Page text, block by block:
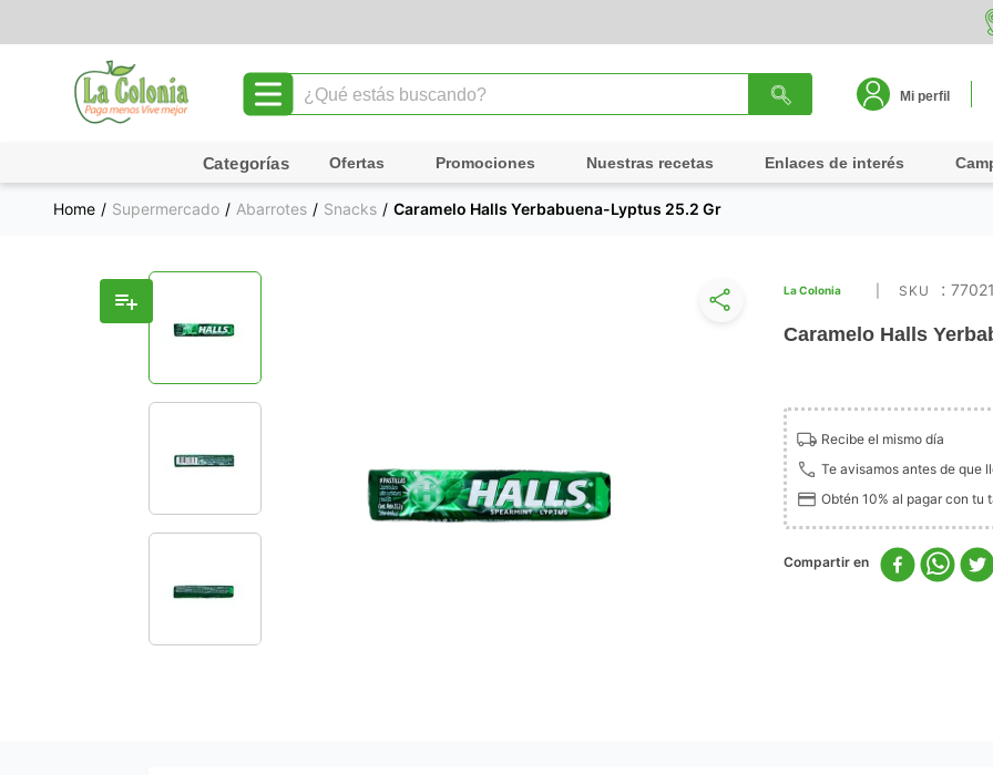
¿Qué estás buscando?
Mi perfil
Ofertas Promociones Nuestras recetas Enlaces de interés
Supermercado Abarrotes Snacks Caramelo Halls Yerbabuena-Lyptus 25.2 Gr
La Colonia :
Caramelo Halls
Recibe el mismo día
Te avisamos antes de que
Obtén 10% al pagar con tu
TÉRMINOS MÁS BUSCADOS
1.
leche
queso
pollo
azucar